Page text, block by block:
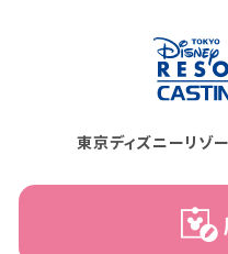
東京ディズニーリゾ